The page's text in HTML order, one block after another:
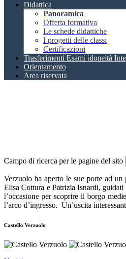
Didattica
Panoramica
Offerta formativa
Le schede didattiche
I progetti delle classi
Certificazioni
Trasferimenti Esami idoneità
Orientamento
Area riservata
Campo di ricerca per le pagine del sito
Verzuolo ha aperto le sue porte ad
Elisa Cottura e Patrizia Isnardi,
l’occasione per scoprire il borgo
l’arco d’ingresso. Un’uscita
Castello Verzuolo